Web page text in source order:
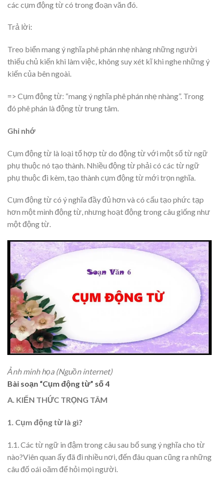
các cụm động từ có trong đoạn văn đó.
Trả lời:
Treo biển mang ý nghĩa phê phán nhẹ nhàng những người
thiếu chủ kiến khi làm việc, không suy xét kĩ khi nghe những ý
kiến của bên ngoài.
=> Cụm động từ: “mang ý nghĩa phê phán nhẹ nhàng”. Trong
đó phê phán là động từ trung tâm.
Ghi nhớ
Cụm động từ là loại tổ hợp từ do động từ với một số từ ngữ
phụ thuộc nó tạo thành. Nhiều động từ phải có các từ ngữ
phụ thuộc đi kèm, tạo thành cụm động từ mới trọn nghĩa.
Cụm động từ có ý nghĩa đầy đủ hơn và có cấu tạo phức tạp
hơn một mình động từ, nhưng hoạt động trong câu giống như
một động từ.
Ảnh minh họa (Nguồn internet)
Bài soạn “Cụm động từ” số 4
A. KIẾN THỨC TRỌNG TÂM
1. Cụm động từ là gì?
1.1. Các từ ngữ in đậm trong câu sau bổ sung ý nghĩa cho từ
nào?Viên quan ấy đã đi nhiều nơi, đến đâu quan cũng ra những
câu đố oái oăm để hỏi mọi người.